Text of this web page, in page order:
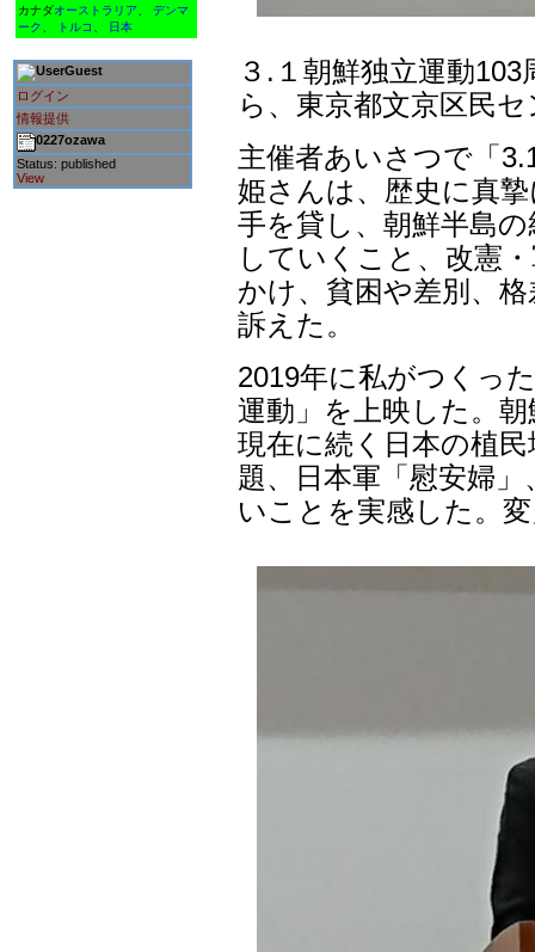
カナダオーストラリア
デンマ
ーク
トルコ 日本
Guest
ログイン
情報提供
0227ozawa
Status: published
View
３.１朝鮮独立運動
ら、東京都文京区民
主催者あいさつで「
姫さんは、歴史に真
手を貸し、朝鮮半島
していくこと、改憲
かけ、貧困や差別、
訴えた。
2019年に私がつくっ
運動」を上映した。
現在に続く日本の植
題、日本軍「慰安婦
いことを実感した。